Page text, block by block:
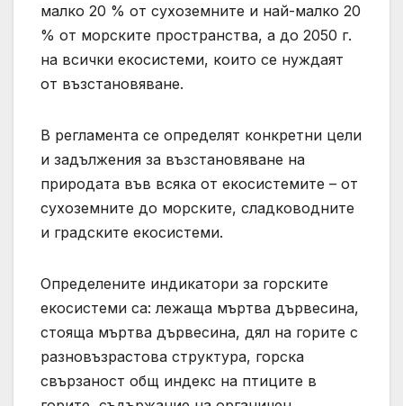
малко 20 % от сухоземните и най-малко 20
% от морските пространства, а до 2050 г.
на всички екосистеми, които се нуждаят
от възстановяване.
В регламента се определят конкретни цели
и задължения за възстановяване на
природата във всяка от екосистемите – от
сухоземните до морските, сладководните
и градските екосистеми.
Определените индикатори за горските
екосистеми са: лежаща мъртва дървесина,
стояща мъртва дървесина, дял на горите с
разновъзрастова структура, горска
свързаност общ индекс на птиците в